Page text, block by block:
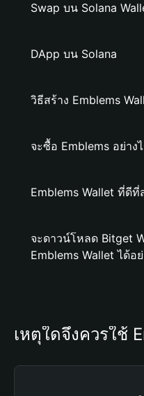
Swap บน Solana
DApp บน Solana
วิธีสร้าง Emblems
จะซื้อ Emblems อย่างไ
Emblems Wallet ที่ดี
จะดาวน์โหลด Bitget
Emblems Wallet ได้อย่
เหตุใดจึงควรใช้